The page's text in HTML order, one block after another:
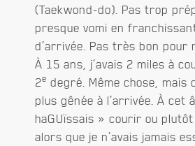
(Taekwond-do). Pas trop
presque vomi en
d’arrivée. Pas très bon pour
À 15 ans, j’avais 2 miles à
2e degré. Même chose,
plus gênée à l’arrivée. À cet
haGUïssais » courir ou plutôt
alors que je n’avais jamais